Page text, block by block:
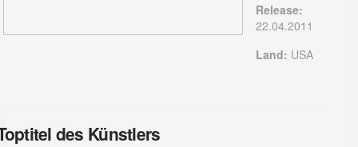
Release:
22.04.2011
Land: USA
des Künstlers